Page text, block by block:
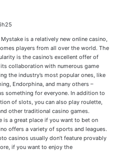
is a relatively new online casino,
players from all over the world. The
is the casino’s excellent offer of
collaboration with numerous game
the industry’s most popular ones, like
Endorphina, and many others –
something for everyone. In addition to
of slots, you can also play roulette,
other traditional casino games.
is a great place if you want to bet on
offers a variety of sports and leagues.
casinos usually don’t feature provably
if you want to enjoy the